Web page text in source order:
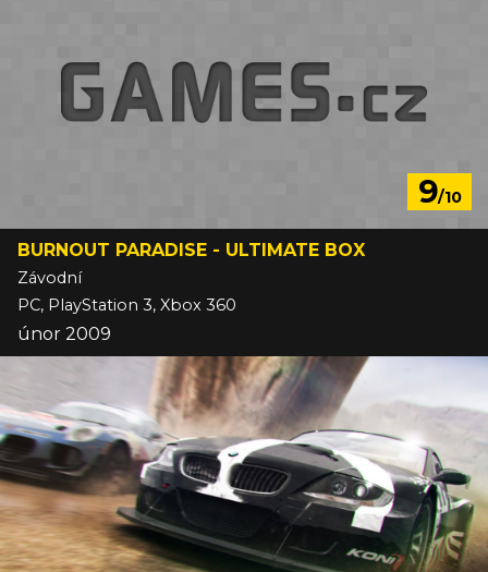
9/10
BURNOUT PARADISE - ULTIMATE BOX
Závodní
PC, PlayStation 3, Xbox 360
únor 2009